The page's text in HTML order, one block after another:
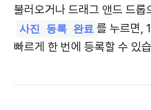
불러오거나 드래그 앤드 드
사진 등록 완료 를 누르면,
빠르게 한 번에 등록할 수 있